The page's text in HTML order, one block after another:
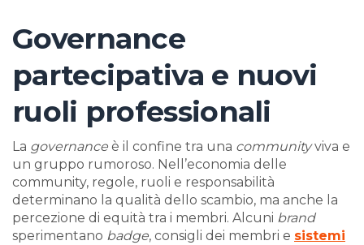
Governance
partecipativa e nuovi
ruoli professionali
La governance è il confine tra una communityviva e
un gruppo rumoroso. Nell’economia delle
community, regole, ruoli e responsabilità
determinano la qualità dello scambio, ma anche la
percezione di equità tra i membri. Alcuni brand
sperimentano badge, consigli dei membri e sistemi